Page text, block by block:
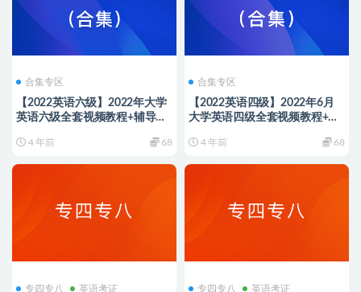
合集专区
【2022英语六级】2022年大学
英语六级全套视频教程+辅导讲
4 年前 68
合集专区
【2022英语四级】2022年6月
大学英语四级全套视频教程+辅
【赠送2021年全年资料】
4 年前 68
专四专八 英语考证 专四专八 英语考证